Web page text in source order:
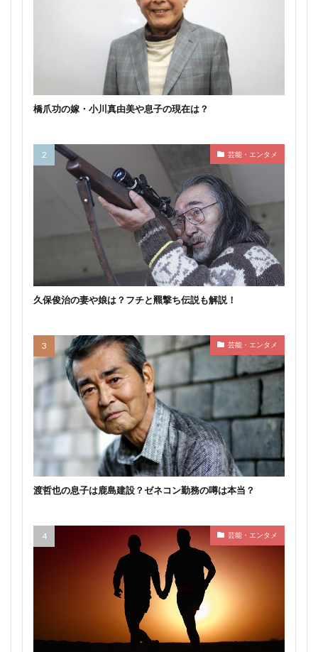
橋爪功の嫁・小川真由美や息子の現在は？
芸能・エンタメ
久保俊治の妻や娘は？フチと羆撃ち伝説も解説！
芸能・エンタメ
渡哲也の息子は鹿島建設？ゼネコン勤務の噂は本当？
芸能・エンタメ